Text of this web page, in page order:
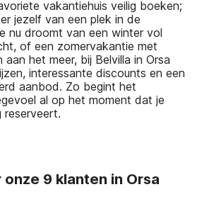
vakantiehuis veilig boeken;
jezelf van een plek in de
nu droomt van een winter vol
of een zomervakantie met
het meer, bij Belvilla in Orsa
interessante discounts en een
aanbod. Zo begint het
al op het moment dat je
reserveert.
onze 9 klanten in Orsa